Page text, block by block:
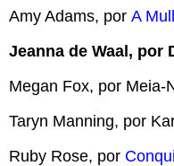
Amy Adams, por A
Jeanna de Waal, por
Megan Fox, por Meia-
Taryn Manning, por
Ruby Rose, por